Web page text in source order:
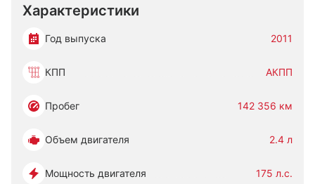
Характеристики
Год выпуска 2011
КПП АКПП
Пробег 142 356 км
Объем двигателя 2.4 л
Мощность двигателя 175 л.с.